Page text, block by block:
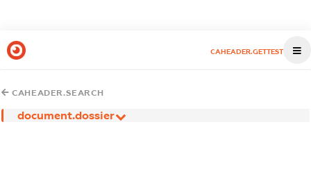
CAHEADER.GETTEST
CAHEADER.SEARCH
document.dossier